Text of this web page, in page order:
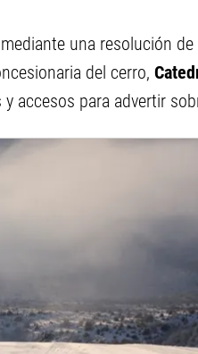
una resolución de
del cerro,
accesos para advertir